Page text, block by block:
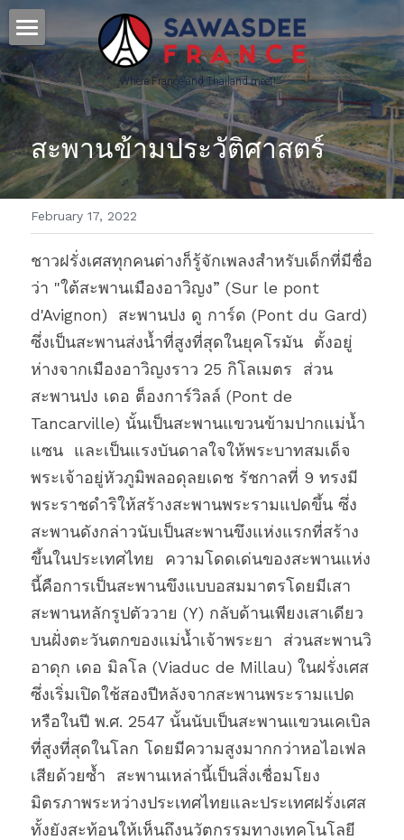
Where France and Thailand meet!
Home - หน้าหลัก
Culture - วัฒนธรรม
Français - ภาษาฝรั่งเศส
Science&Education - วิทยาศาสตร์
Press & Partners
POWERED BY
สะพานข้ามประวัติศาสตร์
February 17, 2022
ชาวฝรั่งเศสทุกคนต่างก็รู้จักเพลงสำหรับเด็กที่มีชื่อ
ว่า "ใต้สะพานเมืองอาวิญง” (Sur le pont
d'Avignon)  สะพานปง ดู การ์ด (Pont du Gard)
ซึ่งเป็นสะพานส่งน้ำที่สูงที่สุดในยุคโรมัน  ตั้งอยู่
ห่างจากเมืองอาวิญงราว 25 กิโลเมตร  ส่วน
สะพานปง เดอ ต็องการ์วิลล์ (Pont de
Tancarville) นั้นเป็นสะพานแขวนข้ามปากแม่น้ำ
แซน  และเป็นแรงบันดาลใจให้พระบาทสมเด็จ
พระเจ้าอยู่หัวภูมิพลอดุลยเดช รัชกาลที่ 9 ทรงมี
พระราชดำริให้สร้างสะพานพระรามแปดขึ้น ซึ่ง
สะพานดังกล่าวนับเป็นสะพานขึงแห่งแรกที่สร้าง
ขึ้นในประเทศไทย  ความโดดเด่นของสะพานแห่ง
นี้คือการเป็นสะพานขึงแบบอสมมาตรโดยมีเสา
สะพานหลักรูปตัววาย (Y) กลับด้านเพียงเสาเดียว
บนฝั่งตะวันตกของแม่น้ำเจ้าพระยา  ส่วนสะพานวิ
อาดุก เดอ มิลโล (Viaduc de Millau) ในฝรั่งเศส
ซึ่งเริ่มเปิดใช้สองปีหลังจากสะพานพระรามแปด
หรือในปี พ.ศ. 2547 นั้นนับเป็นสะพานแขวนเคเบิล
ที่สูงที่สุดในโลก โดยมีความสูงมากกว่าหอไอเฟล
เสียด้วยซ้ำ  สะพานเหล่านี้เป็นสิ่งเชื่อมโยง
มิตรภาพระหว่างประเทศไทยและประเทศฝรั่งเศส
ทั้งยังสะท้อนให้เห็นถึงนวัตกรรมทางเทคโนโลยี